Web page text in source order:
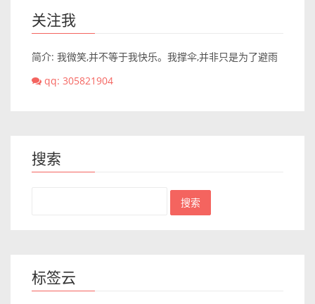
关注我
简介: 我微笑,并不等于我快乐。我撑伞,并非只是为了避雨
qq: 305821904
搜索
标签云